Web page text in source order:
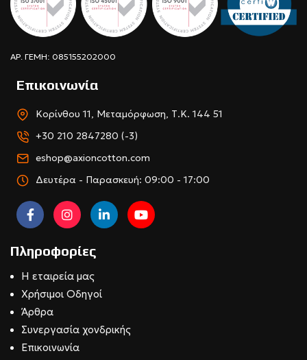
ΑΡ. ΓΕΜΗ: 085155202000
Επικοινωνία
Κορίνθου 11, Μεταμόρφωση, Τ.Κ. 144 51
+30 210 2847280 (-3)
eshop@axioncotton.com
Δευτέρα - Παρασκευή: 09:00 - 17:00
Πληροφορίες
Η εταιρεία μας
Χρήσιμοι Οδηγοί
Άρθρα
Συνεργασία χονδρικής
Επικοινωνία